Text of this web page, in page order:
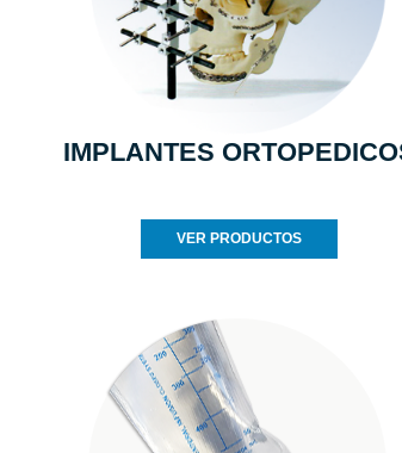
IMPLANTES
VER PRODUCTOS